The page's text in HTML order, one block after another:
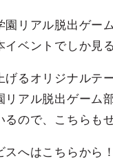
園リアル脱出ゲー
ベントでしか見
げるオリジナルテ
アル脱出ゲーム
ので、こちらも
へはこちらから！